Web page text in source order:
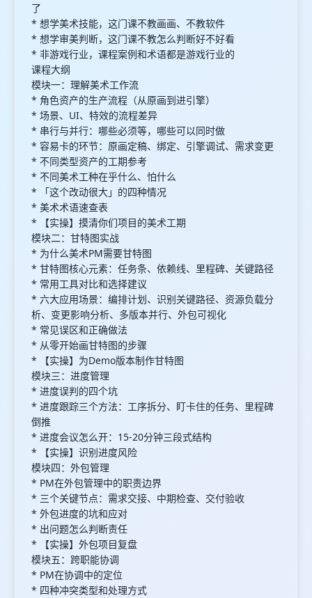
了
* 想学美术技能，这门课不教画画、不教软件
* 想学审美判断，这门课不教怎么判断好不好看
* 非游戏行业，课程案例和术语都是游戏行业的
课程大纲
模块一：理解美术工作流
* 角色资产的生产流程（从原画到进引擎）
* 场景、UI、特效的流程差异
* 串行与并行：哪些必须等，哪些可以同时做
* 容易卡的环节：原画定稿、绑定、引擎调试、需求变更
* 不同类型资产的工期参考
* 不同美术工种在乎什么、怕什么
* 「这个改动很大」的四种情况
* 美术术语速查表
* 【实操】摸清你们项目的美术工期
模块二：甘特图实战
* 为什么美术PM需要甘特图
* 甘特图核心元素：任务条、依赖线、里程碑、关键路径
* 常用工具对比和选择建议
* 六大应用场景：编排计划、识别关键路径、资源负载分
析、变更影响分析、多版本并行、外包可视化
* 常见误区和正确做法
* 从零开始画甘特图的步骤
* 【实操】为Demo版本制作甘特图
模块三：进度管理
* 进度误判的四个坑
* 进度跟踪三个方法：工序拆分、盯卡住的任务、里程碑
倒推
* 进度会议怎么开：15-20分钟三段式结构
* 【实操】识别进度风险
模块四：外包管理
* PM在外包管理中的职责边界
* 三个关键节点：需求交接、中期检查、交付验收
* 外包进度的坑和应对
* 出问题怎么判断责任
* 【实操】外包项目复盘
模块五：跨职能协调
* PM在协调中的定位
* 四种冲突类型和处理方式